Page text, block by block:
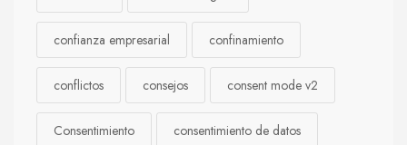
confianza empresarial confinamiento
conflictos consejos consent mode v2
Consentimiento consentimiento de datos